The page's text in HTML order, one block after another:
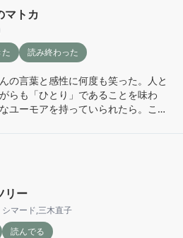
マトカ
読み終わった
の言葉と感性に何度も笑った。人と
らも「ひとり」であることを味わ
ユーモアを持っていられたら。この
リー
マード,三木直子
読んでる